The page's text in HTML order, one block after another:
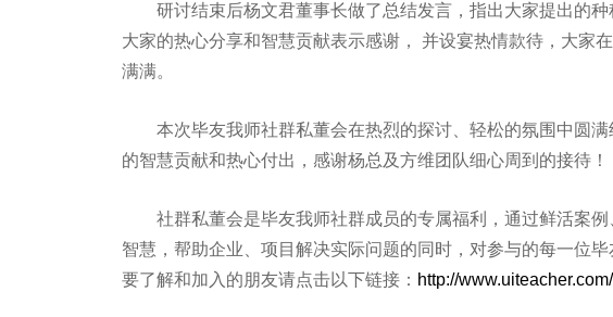
研讨结束后杨文君董事长做了总结发言，指出大家提出的种
大家的热心分享和智慧贡献表示感谢， 并设宴热情款待，大家
满满。
本次毕友我师社群私董会在热烈的探讨、轻松的氛围中圆满
的智慧贡献和热心付出，感谢杨总及方维团队细心周到的接待！
社群私董会是毕友我师社群成员的专属福利，通过鲜活案例
智慧，帮助企业、项目解决实际问题的同时，对参与的每一位
要了解和加入的朋友请点击以下链接： http://